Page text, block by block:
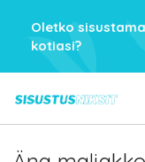
Oletko
kotiasi?